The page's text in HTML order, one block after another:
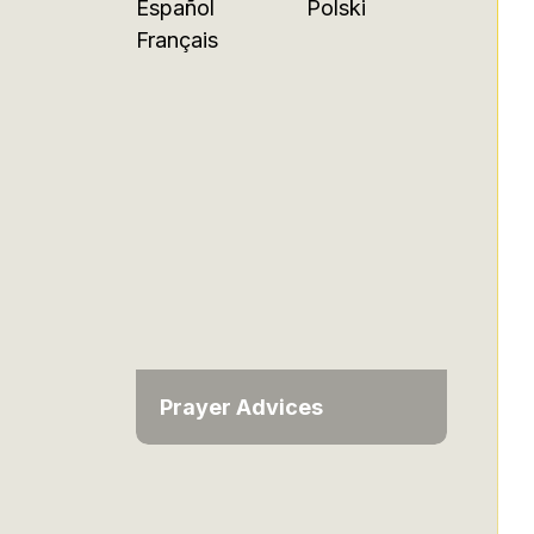
Español
Français
Polski
Prayer Advices